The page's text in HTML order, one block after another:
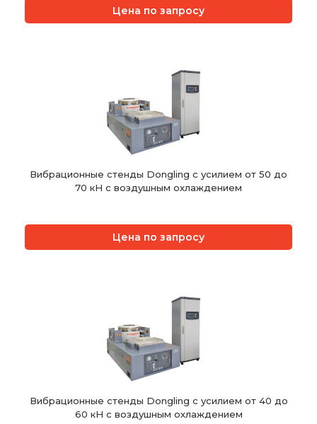
Цена по запросу
Вибрационные стенды Dongling с усилием от 50 до
70 кН с воздушным охлаждением
Цена по запросу
Вибрационные стенды Dongling с усилием от 40 до
60 кН с воздушным охлаждением